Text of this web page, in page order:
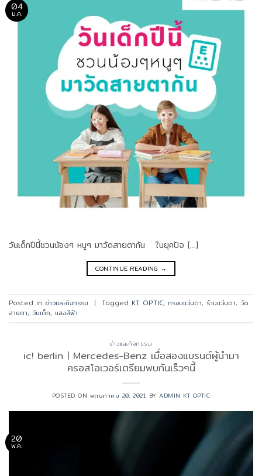
04
ม.ค.
วันเด็กปีนี้ชวนน้องๆ หนูๆ มาวัดสายตากัน ในยุคปัจ […]
CONTINUE READING →
Posted in ข่าวและกิจกรรม | Tagged KT OPTIC, กรอบแว่นตา, ร้านแว่นตา, วัด
สายตา, วันเด็ก, แสงสีฟ้า
ข่าวและกิจกรรม
ic! berlin | Mercedes-Benz เมื่อสองแบรนด์ผู้นำมา
ครอสโอเวอร์เตรียมพบกันเร็วๆนี้
POSTED ON พฤษภาคม 20, 2021 BYADMIN KT OPTIC
20
พ.ค.